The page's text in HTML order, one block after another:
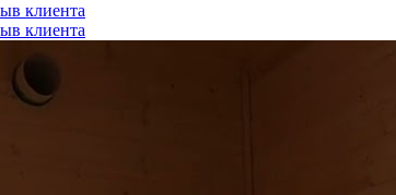
клиента
клиента